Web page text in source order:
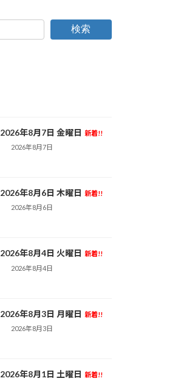
検索
2026年8月7日 金曜日 新着!!
2026年8月7日
2026年8月6日 木曜日 新着!!
2026年8月6日
2026年8月4日 火曜日 新着!!
2026年8月4日
2026年8月3日 月曜日 新着!!
2026年8月3日
2026年8月1日 土曜日 新着!!